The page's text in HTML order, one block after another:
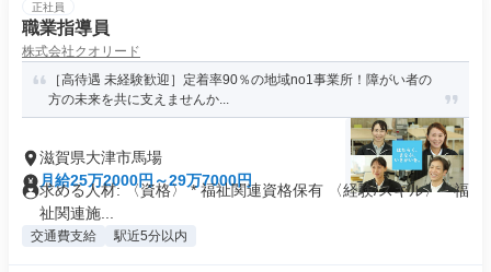
正社員
職業指導員
株式会社クオリード
［高待遇 未経験歓迎］定着率90％の地域no1事業所！障がい者の
方の未来を共に支えませんか...
滋賀県大津市馬場
月給25万2000円～29万7000円
求める人材: 〈資格〉 * 福祉関連資格保有 〈経験/スキル〉 * 福
祉関連施...
交通費支給 駅近5分以内